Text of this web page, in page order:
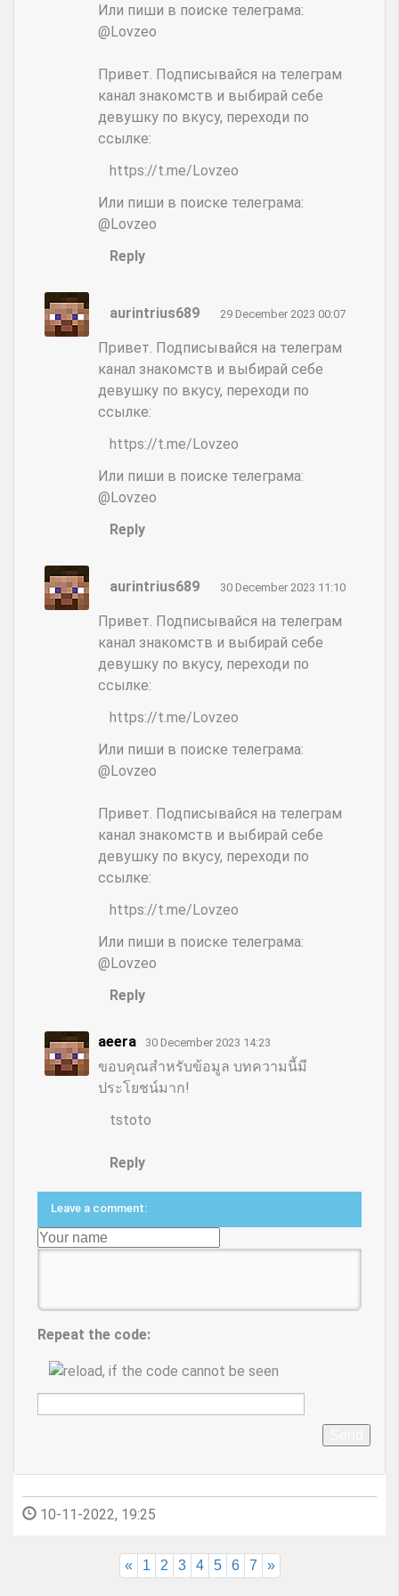
Или пиши в поиске телеграма:
@Lovzeo
Привет. Подписывайся на телеграм
канал знакомств и выбирай себе
девушку по вкусу, переходи по
ссылке:
https://t.me/Lovzeo
Или пиши в поиске телеграма:
@Lovzeo
Reply
aurintrius689 29 December 2023 00:07
Привет. Подписывайся на телеграм
канал знакомств и выбирай себе
девушку по вкусу, переходи по
ссылке:
https://t.me/Lovzeo
Или пиши в поиске телеграма:
@Lovzeo
Reply
aurintrius689 30 December 2023 11:10
Привет. Подписывайся на телеграм
канал знакомств и выбирай себе
девушку по вкусу, переходи по
ссылке:
https://t.me/Lovzeo
Или пиши в поиске телеграма:
@Lovzeo
Привет. Подписывайся на телеграм
канал знакомств и выбирай себе
девушку по вкусу, переходи по
ссылке:
https://t.me/Lovzeo
Или пиши в поиске телеграма:
@Lovzeo
Reply
aeera 30 December 2023 14:23
ขอบคุณสำหรับข้อมูล บทความนี้มี
ประโยชน์มาก!
tstoto
Reply
Leave a comment:
Repeat the code:
10-11-2022, 19:25
« 1 2 3 4 5 6 7 »